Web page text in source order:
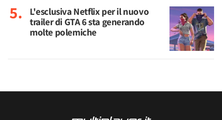
L'esclusiva Netflix per il nuovo
trailer di GTA 6 sta generando
molte polemiche